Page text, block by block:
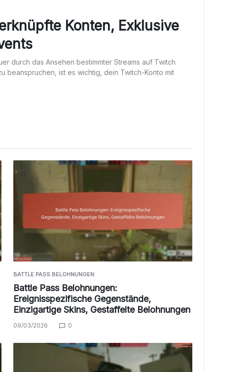
Konten, Exklusive
durch das Ansehen bestimmter Streams auf Twitch
beanspruchen, ist es wichtig, dein Twitch-Konto mit
BATTLE PASS BELOHNUNGEN
Battle Pass Belohnungen:
Ereignisspezifische Gegenstände,
Einzigartige Skins, Gestaffelte Belohnungen
09/03/2026 0